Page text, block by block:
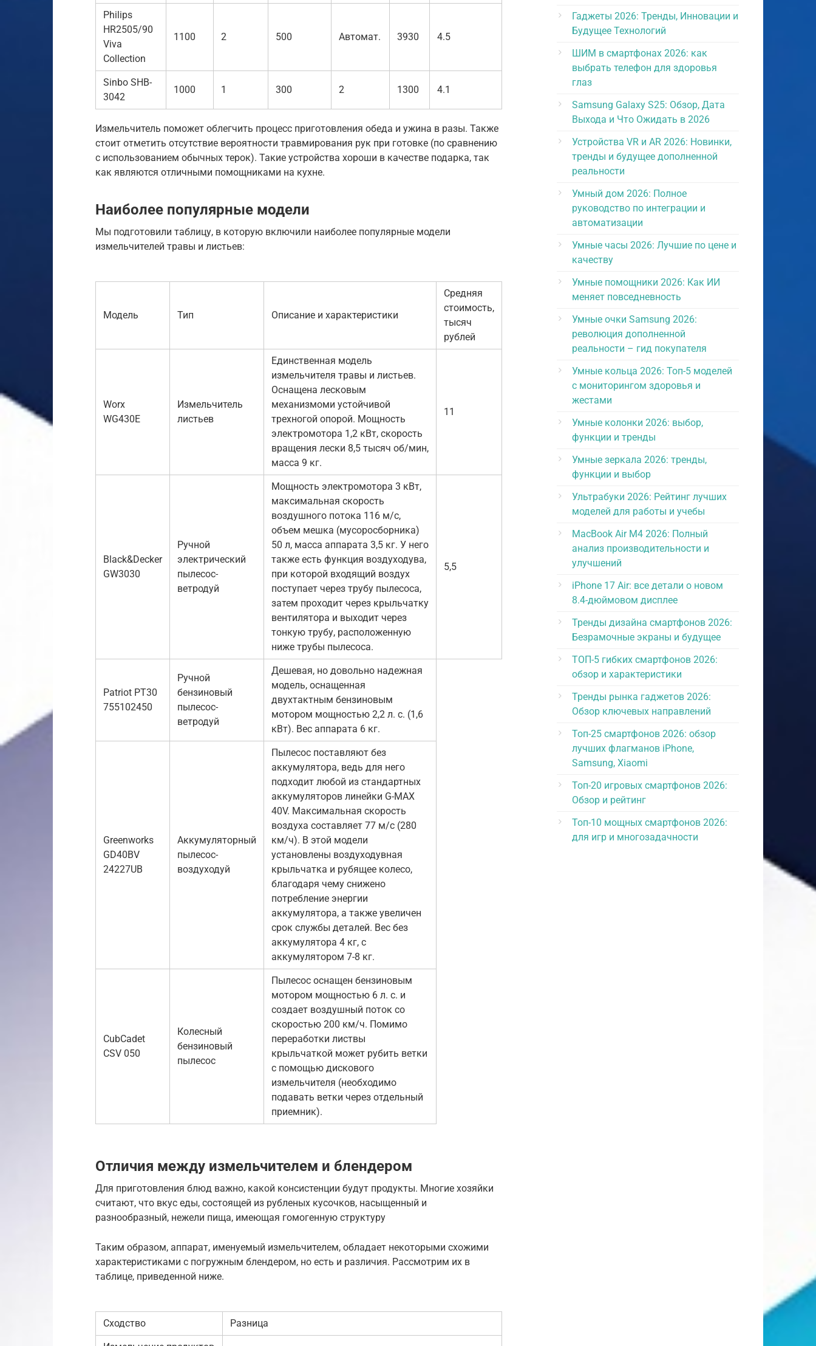
Philips
HR2505/90
Viva
Collection
1100 2 500 Автомат. 3930 4.5
Sinbo SHB-
3042
1000 1 300 2 1300 4.1
Измельчитель поможет облегчить процесс приготовления обеда и ужина в разы. Также
стоит отметить отсутствие вероятности травмирования рук при готовке (по сравнению
с использованием обычных терок). Такие устройства хороши в качестве подарка, так
как являются отличными помощниками на кухне.
Наиболее популярные модели
Мы подготовили таблицу, в которую включили наиболее популярные модели
измельчителей травы и листьев:
Модель Тип Описание и характеристики
Средняя
стоимость,
тысяч
рублей
Worx
WG430E
Измельчитель
листьев
Единственная модель
измельчителя травы и листьев.
Оснащена лесковым
механизмоми устойчивой
трехногой опорой. Мощность
электромотора 1,2 кВт, скорость
вращения лески 8,5 тысяч об/мин,
масса 9 кг.
11
Black&Decker
GW3030
Ручной
электрический
пылесос-
ветродуй
Мощность электромотора 3 кВт,
максимальная скорость
воздушного потока 116 м/с,
объем мешка (мусоросборника)
50 л, масса аппарата 3,5 кг. У него
также есть функция воздуходува,
при которой входящий воздух
поступает через трубу пылесоса,
затем проходит через крыльчатку
вентилятора и выходит через
тонкую трубу, расположенную
ниже трубы пылесоса.
5,5
Patriot PT30
755102450
Ручной
бензиновый
пылесос-
ветродуй
Дешевая, но довольно надежная
модель, оснащенная
двухтактным бензиновым
мотором мощностью 2,2 л. с. (1,6
кВт). Вес аппарата 6 кг.
Greenworks
GD40BV
24227UB
Аккумуляторный
пылесос-
воздуходуй
Пылесос поставляют без
аккумулятора, ведь для него
подходит любой из стандартных
аккумуляторов линейки G-MAX
40V. Максимальная скорость
воздуха составляет 77 м/с (280
км/ч). В этой модели
установлены воздуходувная
крыльчатка и рубящее колесо,
благодаря чему снижено
потребление энергии
аккумулятора, а также увеличен
срок службы деталей. Вес без
аккумулятора 4 кг, с
аккумулятором 7-8 кг.
CubCadet
CSV 050
Колесный
бензиновый
пылесос
Пылесос оснащен бензиновым
мотором мощностью 6 л. с. и
создает воздушный поток со
скоростью 200 км/ч. Помимо
переработки листвы
крыльчаткой может рубить ветки
с помощью дискового
измельчителя (необходимо
подавать ветки через отдельный
приемник).
Отличия между измельчителем и блендером
Для приготовления блюд важно, какой консистенции будут продукты. Многие хозяйки
считают, что вкус еды, состоящей из рубленых кусочков, насыщенный и
разнообразный, нежели пища, имеющая гомогенную структуру
Таким образом, аппарат, именуемый измельчителем, обладает некоторыми схожими
характеристиками с погружным блендером, но есть и различия. Рассмотрим их в
таблице, приведенной ниже.
Сходство Разница
Гаджеты 2026: Тренды, Инновации и
Будущее Технологий
ШИМ в смартфонах 2026: как
выбрать телефон для здоровья
глаз
Samsung Galaxy S25: Обзор, Дата
Выхода и Что Ожидать в 2026
Устройства VR и AR 2026: Новинки,
тренды и будущее дополненной
реальности
Умный дом 2026: Полное
руководство по интеграции и
автоматизации
Умные часы 2026: Лучшие по цене и
качеству
Умные помощники 2026: Как ИИ
меняет повседневность
Умные очки Samsung 2026:
революция дополненной
реальности – гид покупателя
Умные кольца 2026: Топ-5 моделей
с мониторингом здоровья и
жестами
Умные колонки 2026: выбор,
функции и тренды
Умные зеркала 2026: тренды,
функции и выбор
Ультрабуки 2026: Рейтинг лучших
моделей для работы и учебы
MacBook Air M4 2026: Полный
анализ производительности и
улучшений
iPhone 17 Air: все детали о новом
8.4-дюймовом дисплее
Тренды дизайна смартфонов 2026:
Безрамочные экраны и будущее
ТОП-5 гибких смартфонов 2026:
обзор и характеристики
Тренды рынка гаджетов 2026:
Обзор ключевых направлений
Топ-25 смартфонов 2026: обзор
лучших флагманов iPhone,
Samsung, Xiaomi
Топ-20 игровых смартфонов 2026:
Обзор и рейтинг
Топ-10 мощных смартфонов 2026:
для игр и многозадачности